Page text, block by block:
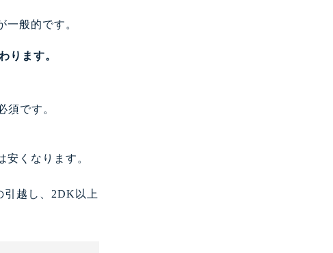
般的です。
ります。
須です。
くなります。
引越し、2DK以上